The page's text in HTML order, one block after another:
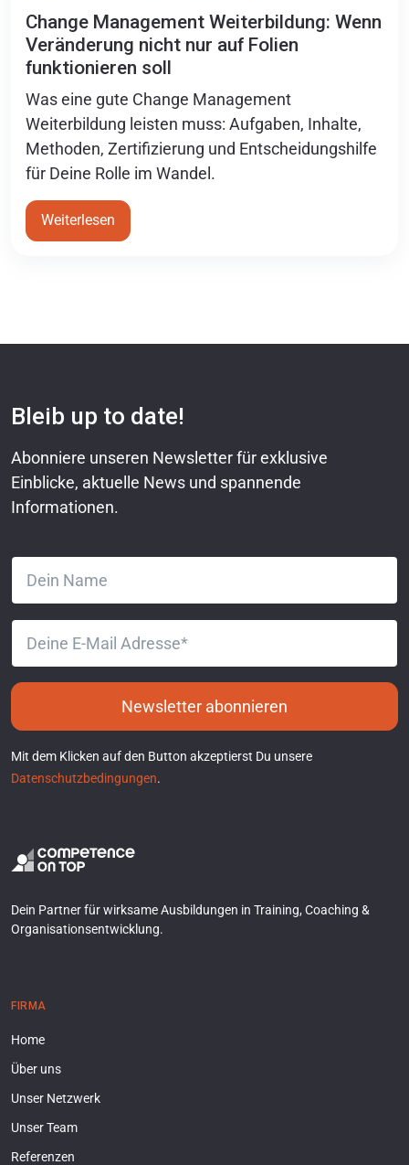
Change Management Weiterbildung: Wenn
Veränderung nicht nur auf Folien
funktionieren soll
Was eine gute Change Management
Weiterbildung leisten muss: Aufgaben, Inhalte,
Methoden, Zertifizierung und Entscheidungshilfe
für Deine Rolle im Wandel.
Weiterlesen
Bleib up to date!
Abonniere unseren Newsletter für exklusive
Einblicke, aktuelle News und spannende
Informationen.
Newsletter abonnieren
Mit dem Klicken auf den Button akzeptierst Du unsere
Datenschutzbedingungen.
Dein Partner für wirksame Ausbildungen in Training, Coaching &
Organisationsentwicklung.
FIRMA
Home
Über uns
Unser Netzwerk
Unser Team
Referenzen